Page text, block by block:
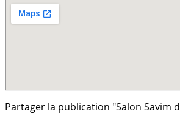
Partager la publication "Salon Savim